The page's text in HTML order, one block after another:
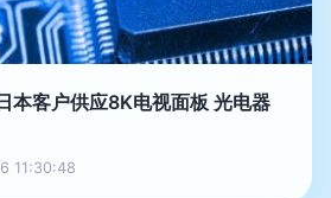
本客户供应8K电视面板 光电器
11:30:48